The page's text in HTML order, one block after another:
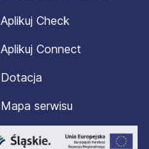
Aplikuj Check
Aplikuj Connect
Dotacja
Mapa serwisu